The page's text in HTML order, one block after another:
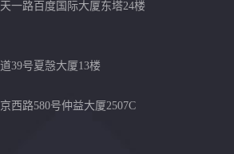
一路百度国际大厦东塔24楼
39号夏愨大厦13楼
西路580号仲益大厦2507C